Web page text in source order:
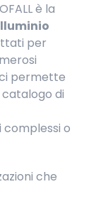
è la
per
permette
di
o
che